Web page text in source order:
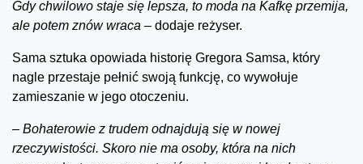
Gdy chwilowo staje się lepsza, to moda na Kafkę przemija,
ale potem znów wraca – dodaje reżyser.
Sama sztuka opowiada historię Gregora Samsa, który
nagle przestaje pełnić swoją funkcję, co wywołuje
zamieszanie w jego otoczeniu.
– Bohaterowie z trudem odnajdują się w nowej
rzeczywistości. Skoro nie ma osoby, która na nich